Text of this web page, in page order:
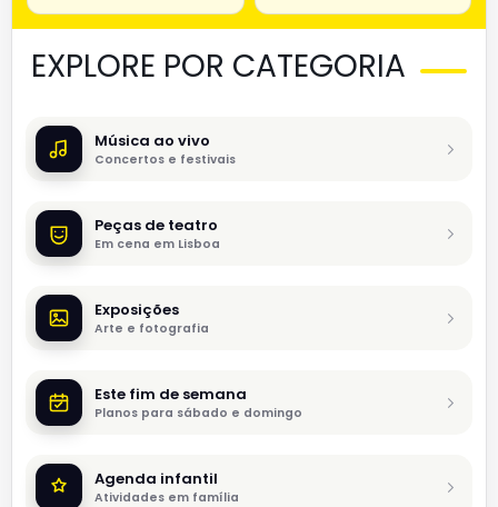
EXPLORE POR CATEGORIA
Música ao vivo
Concertos e festivais
Peças de teatro
Em cena em Lisboa
Exposições
Arte e fotografia
Este fim de semana
Planos para sábado e domingo
Agenda infantil
Atividades em família